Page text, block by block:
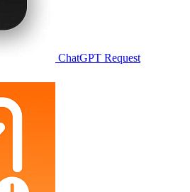
ChatGPT Request